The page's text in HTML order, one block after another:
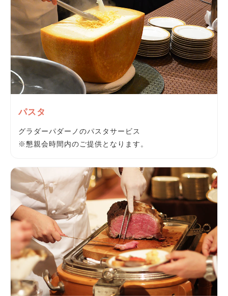
パスタ
グラダーパダーノのパスタサービス
※懇親会時間内のご提供となります。